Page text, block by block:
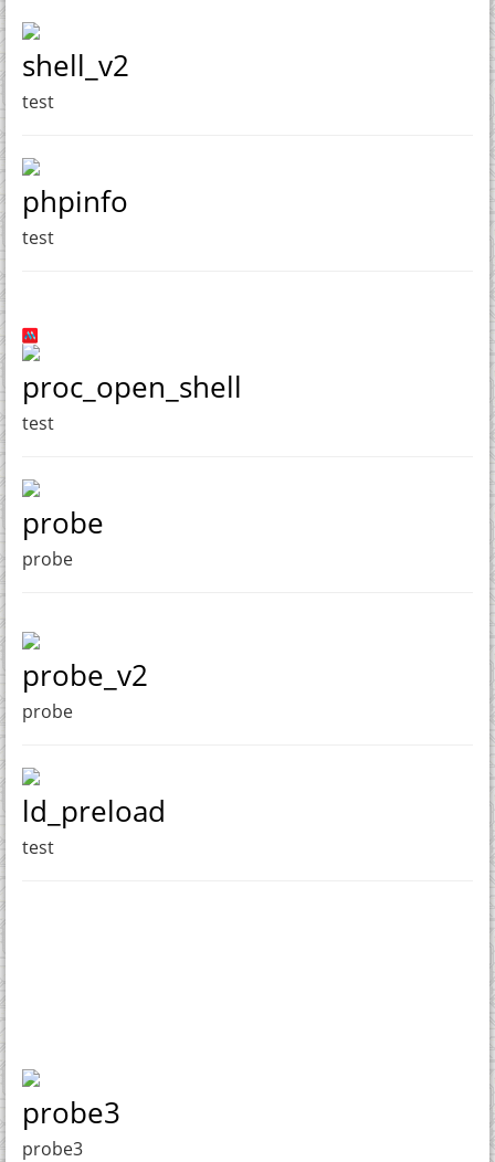
shell_v2
test
phpinfo
test
proc_open_shell
test
probe
probe
probe_v2
probe
ld_preload
test
probe3
probe3